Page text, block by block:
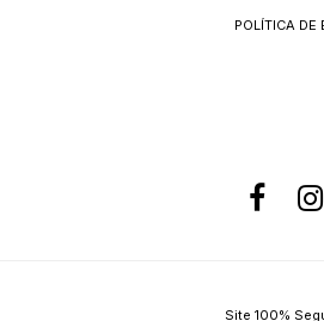
POLÍTICA DE
Site 100%